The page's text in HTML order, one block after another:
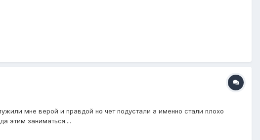
мне верой и правдой но чет подустали а именно стали плохо
этим заниматься....